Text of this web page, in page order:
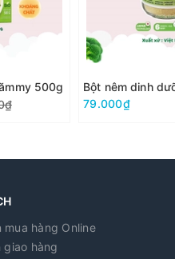
500g
79.000₫
mua hàng Online
giao hàng